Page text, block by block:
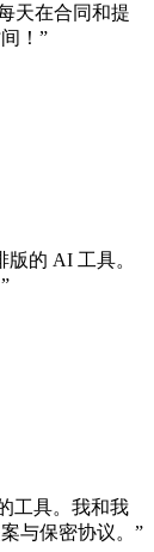
天在合同和提
！ ”
的 AI 工具。
”
工具。我和我
与保密协议。 ”